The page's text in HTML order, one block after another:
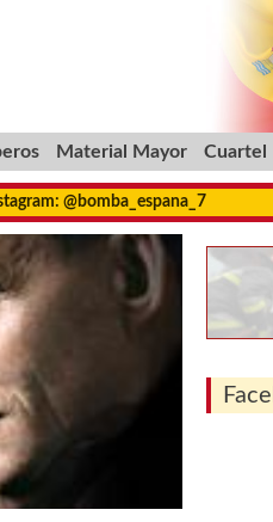
Material Mayor Cuartel
@bomba_espana_7